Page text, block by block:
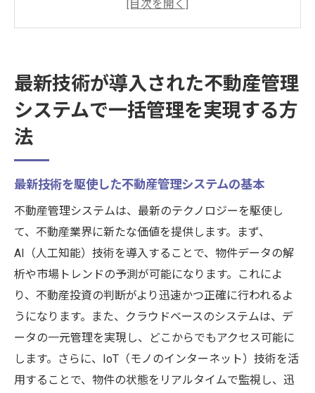
最新技術による運用効率の向上
一括管理でコスト削減を実現する方法
不動産管理システムの革新的な機能が業務効率
革新的な機能を持つ不動産管理システムの
紹介
業務効率を劇的に向上させる機能とは
具体的な機能の活用事例
業務効率化に不可欠なツール
最新機能の導入による業務改善
革新機能がもたらす未来の不動産管理
自動化機能を駆使した不動産管理システムで煩
最新技術が導入された不動産管理
システムで一括管理を実現する方
法
最新技術を駆使した不動産管理システムの基本
不動産管理システムは、最新のテクノロジーを駆使し
て、不動産業界に新たな価値を提供します。まず、
AI（人工知能）技術を導入することで、物件データの解
析や市場トレンドの予測が可能になります。これによ
り、不動産投資の判断がより迅速かつ正確に行われるよ
うになります。また、クラウドベースのシステムは、デ
ータの一元管理を実現し、どこからでもアクセス可能に
します。さらに、IoT（モノのインターネット）技術を活
用することで、物件の状態をリアルタイムで監視し、迅